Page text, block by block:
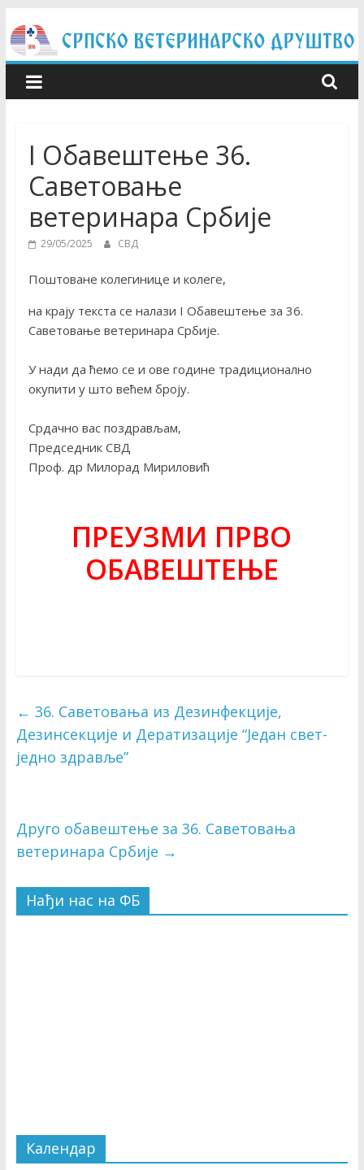
to
content
I Обавештење 36.
Саветовање
ветеринара Србије
29/05/2025 СВД
Поштоване колегинице и колеге,
на крају текста се налази I Обавештење за 36.
Саветовање ветеринара Србије.
У нади да ћемо се и ове године традиционално
окупити у што већем броју.
Срдачно вас поздрављам,
Председник СВД
Проф. др Милорад Мириловић
ПРЕУЗМИ ПРВО
ОБАВЕШТЕЊЕ
← 36. Саветовања из Дезинфекције,
Дезинсекције и Дератизације “Један свет-
једно здравље”
Друго обавештење за 36. Саветовања
ветеринара Србије →
Нађи нас на ФБ
Календар